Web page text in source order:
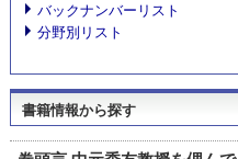
バックナンバーリスト
分野別リスト
書籍情報から探す